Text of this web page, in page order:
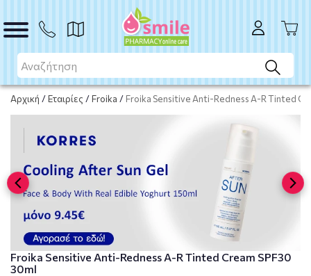
Αρχική /Εταιρίες /Froika / Froika Sensitive Anti-Redness A-R Tinted
ΑΓΟΡΑ
Froika Sensitive Anti-Redness A-R Tinted Cream SPF30
30ml